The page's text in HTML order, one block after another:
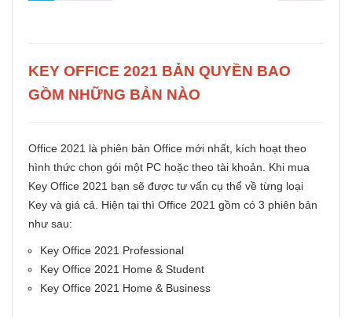
KEY OFFICE 2021 BẢN QUYỀN BAO
GỒM NHỮNG BẢN NÀO
Office 2021 là phiên bản Office mới nhất, kích hoạt theo
hình thức chọn gói một PC hoặc theo tài khoản. Khi mua
Key Office 2021 bạn sẽ được tư vấn cụ thể về từng loại
Key và giá cả. Hiện tại thì Office 2021 gồm có 3 phiên bản
như sau:
Key Office 2021 Professional
Key Office 2021 Home & Student
Key Office 2021 Home & Business